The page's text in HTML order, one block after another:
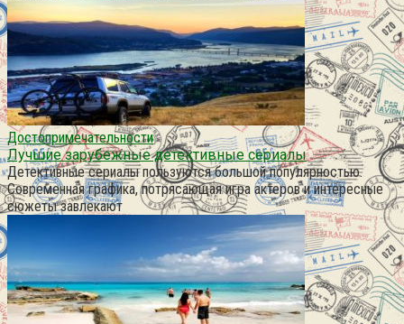
Достопримечательности
Лучшие зарубежные детективные сериалы
Детективные сериалы пользуются большой популярностью.
Современная графика, потрясающая игра актеров и интересные
сюжеты завлекают